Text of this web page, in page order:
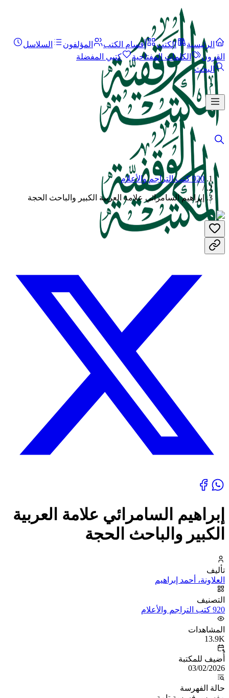
الرئيسية الكتب أقسام الكتب المؤلفون
السلاسل
القرون
الكلمات المفتاحية
كتبي المفضلة
البحث
920 كتب التراجم والأعلام
/
إبراهيم السامرائي علامة العربية الكبير والباحث الحجة
إبراهيم السامرائي علامة العربية
الكبير والباحث الحجة
تأليف
العلاونة، أحمد إبراهيم
التصنيف
920 كتب التراجم والأعلام
المشاهدات
13.9K
أُضيف للمكتبة
03/02/2026
حالة الفهرسة